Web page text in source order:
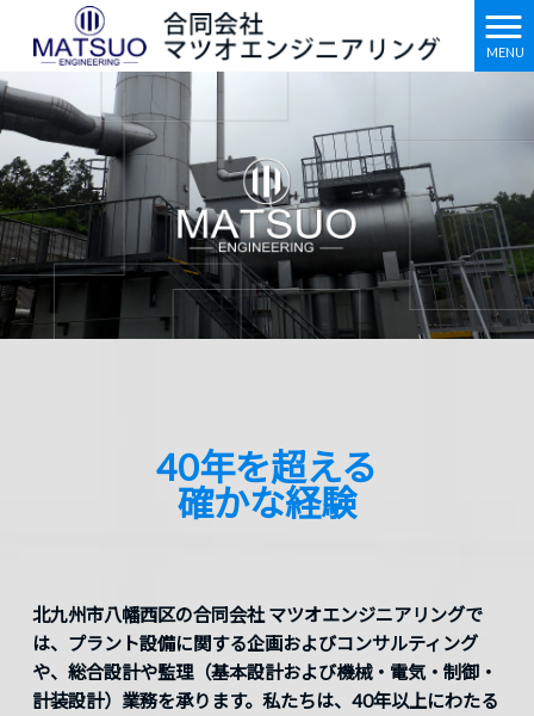
MENU
40年を超える
確かな経験
北九州市八幡西区の合同会社 マツオエンジニアリングで
は、プラント設備に関する企画およびコンサルティング
や、総合設計や監理（基本設計および機械・電気・制御・
計装設計）業務を承ります。私たちは、40年以上にわたる